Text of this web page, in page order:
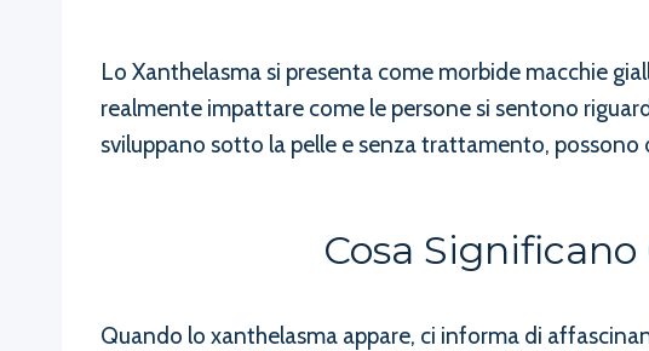
Lo Xanthelasma si presenta come morbide macchie
realmente impattare come le persone si sentono
sviluppano sotto la pelle e senza trattamento,
Cosa
Quando lo xanthelasma appare, ci informa di